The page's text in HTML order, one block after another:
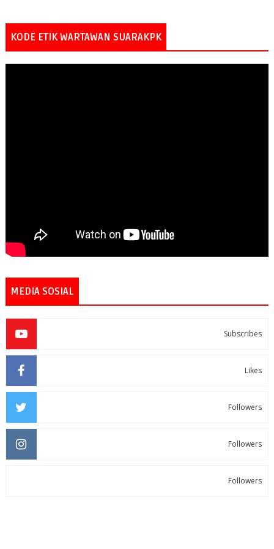
KODE ETIK WARTAWAN SUARAKPK
MEDIA SOSIAL
Subscribes
Likes
Followers
Followers
Followers